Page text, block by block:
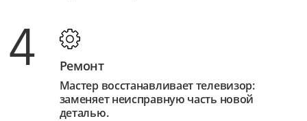
4 Ремонт
Мастер восстанавливает телевизор:
заменяет неисправную часть новой
деталью.